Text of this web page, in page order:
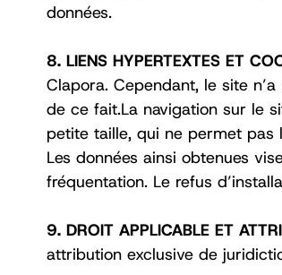
données. ‍
8. LIENS HYPERTEXTES ET
Clapora. Cependant, le site
de ce fait.La navigation sur le
petite taille, qui ne permet pas
Les données ainsi obtenues
fréquentation. Le refus
9. DROIT APPLICABLE ET
attribution exclusive de